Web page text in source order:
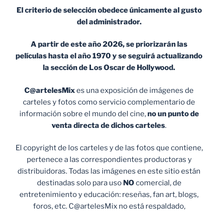
El criterio de selección obedece únicamente al gusto
del administrador.
A partir de este año 2026, se priorizarán las
películas hasta el año 1970 y se seguirá actualizando
la sección de Los Oscar de Hollywood.
C@artelesMixes una exposición de imágenes de
carteles y fotos como servicio complementario de
información sobre el mundo del cine,no un punto de
venta directa de dichos carteles.
El copyright de los carteles y de las fotos que contiene,
pertenece a las correspondientes productoras y
distribuidoras. Todas las imágenes en este sitio están
destinadas solo para uso NO comercial, de
entretenimiento y educación: reseñas, fan art, blogs,
foros, etc. C@artelesMix no está respaldado,